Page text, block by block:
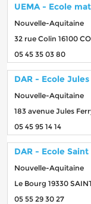
UEMA - Ecole
Nouvelle-Aquitaine
32 rue Colin 16100
05 45 35 03 80
DAR - Ecole
Nouvelle-Aquitaine
183 avenue Jules
05 45 95 14 14
DAR - Ecole
Nouvelle-Aquitaine
Le Bourg 19330
05 55 29 30 27